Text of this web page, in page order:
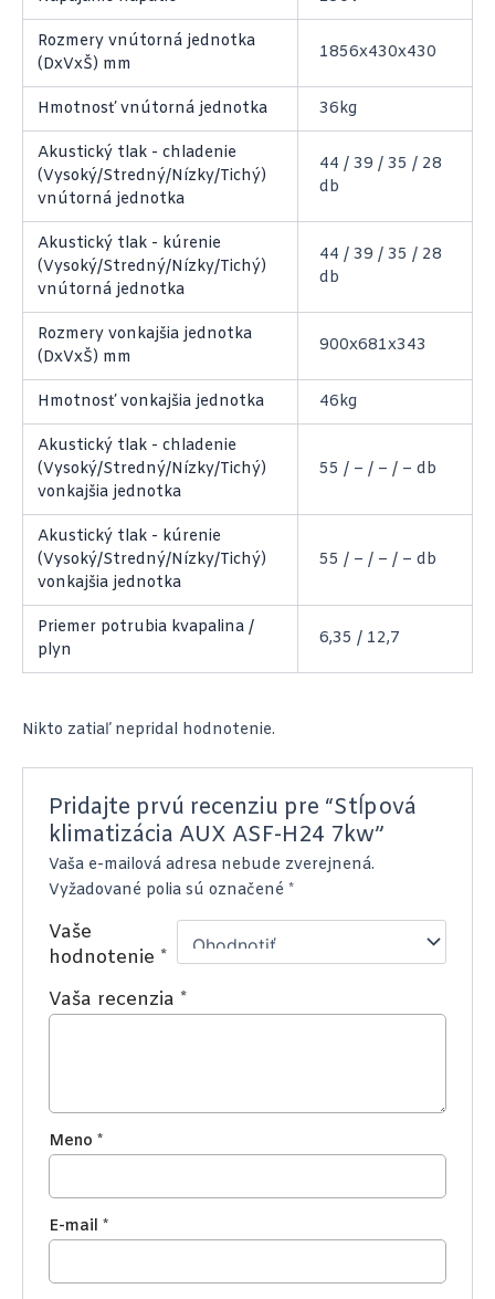
Rozmery vnútorná jednotka
(DxVxŠ) mm
1856x430x430
Hmotnosť vnútorná jednotka 36kg
Akustický tlak - chladenie
(Vysoký/Stredný/Nízky/Tichý)
vnútorná jednotka
44 / 39 / 35 / 28
db
Akustický tlak - kúrenie
(Vysoký/Stredný/Nízky/Tichý)
vnútorná jednotka
44 / 39 / 35 / 28
db
Rozmery vonkajšia jednotka
(DxVxŠ) mm
900x681x343
Hmotnosť vonkajšia jednotka 46kg
Akustický tlak - chladenie
(Vysoký/Stredný/Nízky/Tichý)
vonkajšia jednotka
55 / – / – / – db
Akustický tlak - kúrenie
(Vysoký/Stredný/Nízky/Tichý)
vonkajšia jednotka
55 / – / – / – db
Priemer potrubia kvapalina /
plyn
6,35 / 12,7
Nikto zatiaľ nepridal hodnotenie.
Pridajte prvú recenziu pre “Stĺpová
klimatizácia AUX ASF-H24 7kw”
Vaša e-mailová adresa nebude zverejnená.
Vyžadované polia sú označené*
Vaše
hodnotenie *
Vaša recenzia *
Meno*
E-mail*